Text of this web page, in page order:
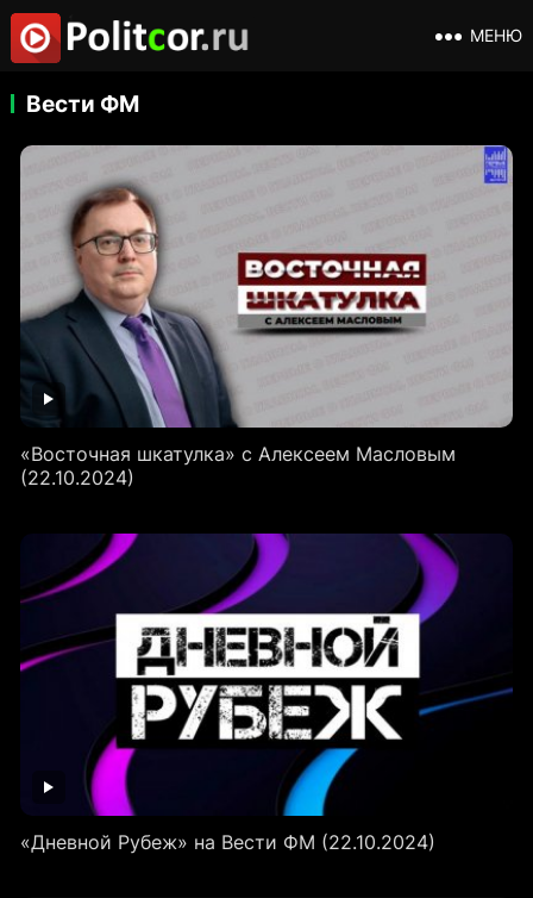
МЕНЮ
Вести ФМ
«Восточная шкатулка» с Алексеем Масловым
(22.10.2024)
«Дневной Рубеж» на Вести ФМ (22.10.2024)